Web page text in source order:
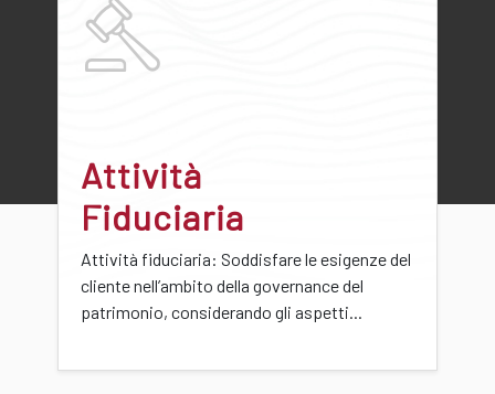
Attività
Fiduciaria
Attività fiduciaria: Soddisfare le esigenze del
cliente nell’ambito della governance del
patrimonio, considerando gli aspetti...